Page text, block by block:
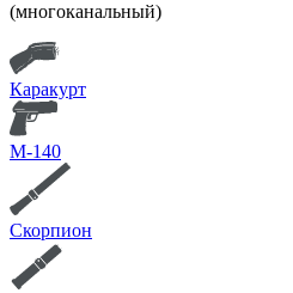
(многоканальный)
Каракурт
М-140
Скорпион